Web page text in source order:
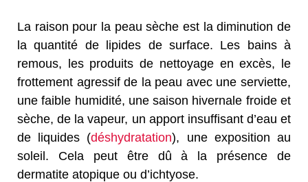
La raison pour la peau sèche est la diminution de
la quantité de lipides de surface. Les bains à
remous, les produits de nettoyage en excès, le
frottement agressif de la peau avec une serviette,
une faible humidité, une saison hivernale froide et
sèche, de la vapeur, un apport insuffisant d’eau et
de liquides (déshydratation), une exposition au
soleil. Cela peut être dû à la présence de
dermatite atopique ou d’ichtyose.